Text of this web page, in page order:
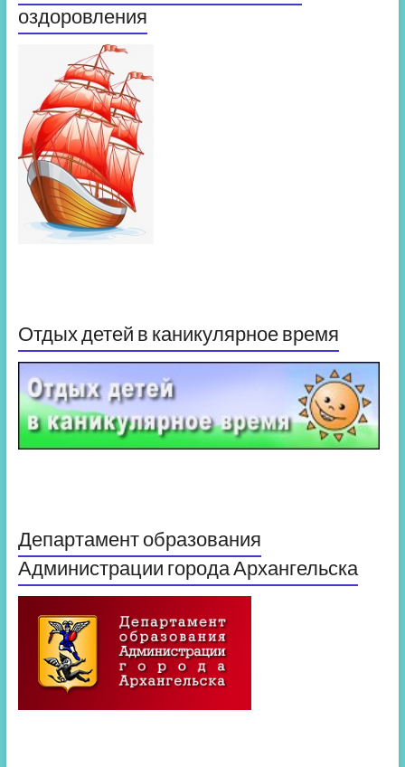
оздоровления
Отдых детей в каникулярное время
Департамент образования
Администрации города Архангельска